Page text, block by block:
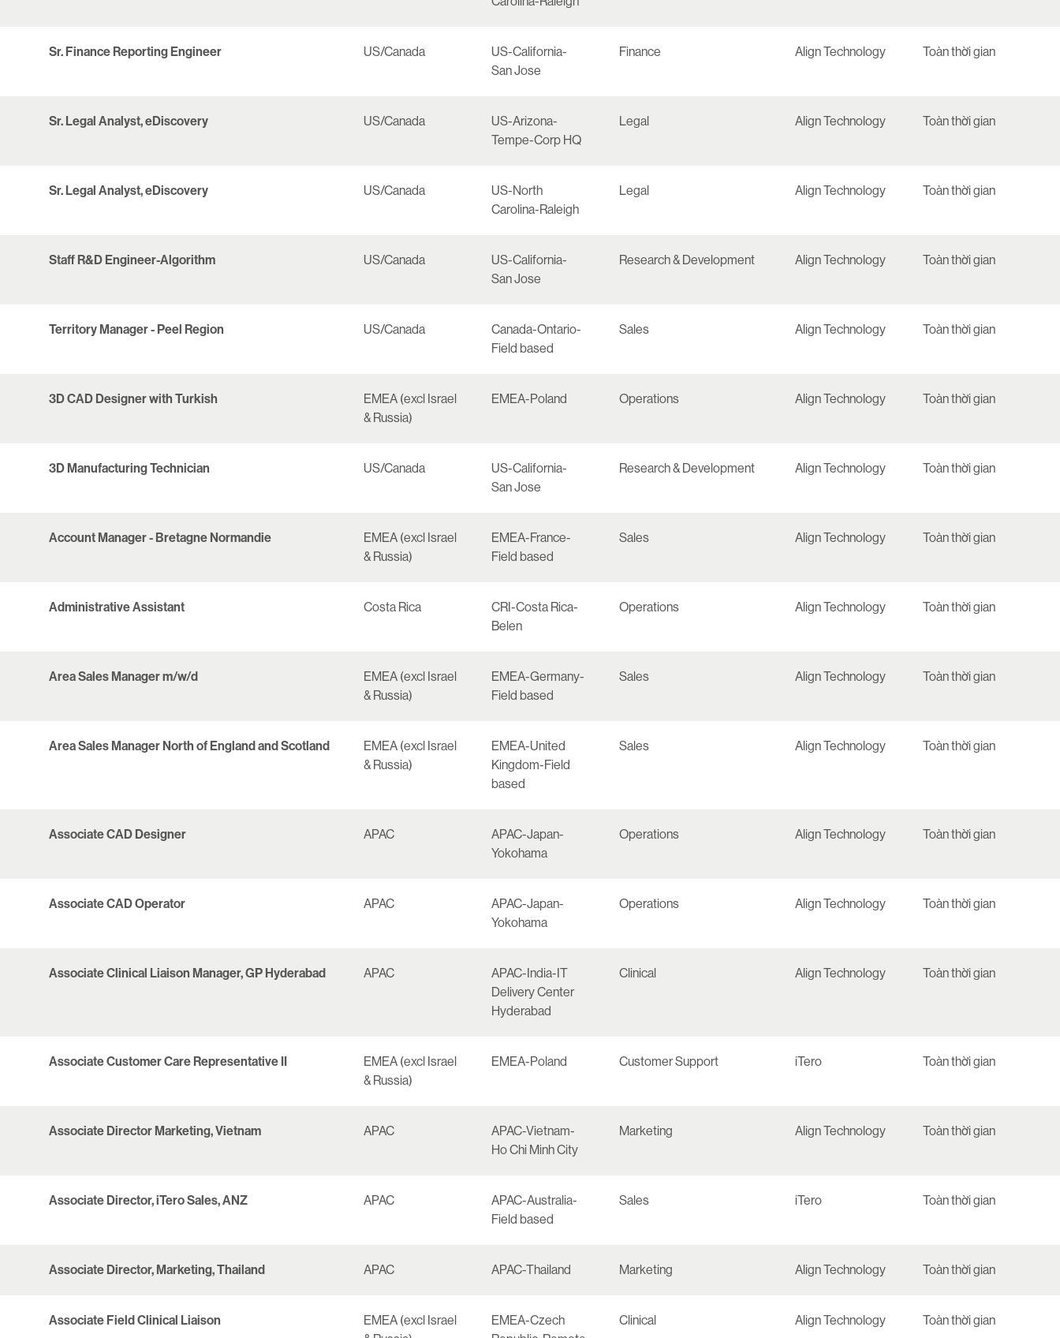
Sr. Finance Reporting Engineer US/Canada
US-California-
San Jose
Finance Align Technology Toàn thời gian
Sr. Legal Analyst, eDiscovery US/Canada
US-Arizona-
Tempe-Corp HQ
Legal Align Technology Toàn thời gian
Sr. Legal Analyst, eDiscovery US/Canada
US-North
Carolina-Raleigh
Legal Align Technology Toàn thời gian
Staff R&D Engineer-Algorithm US/Canada
US-California-
San Jose
Research & Development Align Technology Toàn thời gian
Territory Manager - Peel Region US/Canada
Canada-Ontario-
Field based
Sales Align Technology Toàn thời gian
3D CAD Designer with Turkish
EMEA (excl Israel
& Russia)
EMEA-Poland Operations Align Technology Toàn thời gian
3D Manufacturing Technician US/Canada
US-California-
San Jose
Research & Development Align Technology Toàn thời gian
Account Manager - Bretagne Normandie
EMEA (excl Israel
& Russia)
EMEA-France-
Field based
Sales Align Technology Toàn thời gian
Administrative Assistant Costa Rica
CRI-Costa Rica-
Belen
Operations Align Technology Toàn thời gian
Area Sales Manager m/w/d
EMEA (excl Israel
& Russia)
EMEA-Germany-
Field based
Sales Align Technology Toàn thời gian
Area Sales Manager North of England and Scotland
EMEA (excl Israel
& Russia)
EMEA-United
Kingdom-Field
based
Sales Align Technology Toàn thời gian
Associate CAD Designer APAC
APAC-Japan-
Yokohama
Operations Align Technology Toàn thời gian
Associate CAD Operator APAC
APAC-Japan-
Yokohama
Operations Align Technology Toàn thời gian
Associate Clinical Liaison Manager, GP Hyderabad APAC
APAC-India-IT
Delivery Center
Hyderabad
Clinical Align Technology Toàn thời gian
Associate Customer Care Representative II
EMEA (excl Israel
& Russia)
EMEA-Poland Customer Support iTero Toàn thời gian
Associate Director Marketing, Vietnam APAC
APAC-Vietnam-
Ho Chi Minh City
Marketing Align Technology Toàn thời gian
Associate Director, iTero Sales, ANZ APAC
APAC-Australia-
Field based
Sales iTero Toàn thời gian
Associate Director, Marketing, Thailand APAC APAC-Thailand Marketing Align Technology Toàn thời gian
Associate Field Clinical Liaison
EMEA (excl Israel
EMEA-Czech
Clinical Align Technology Toàn thời gian